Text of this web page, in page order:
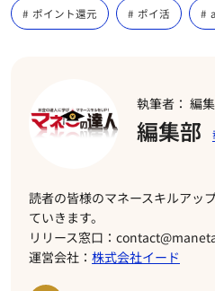
ポイント還元 ポイ活
執筆者： 編
編集部
読者の皆様のマネースキルアッ
ていきます。
リリース窓口：
運営会社： 株式会社イード